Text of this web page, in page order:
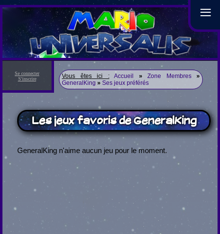
≡
Se connecter
S'inscrire
Vous êtes ici : Accueil » Zone Membres
»
GeneralKing » Ses jeux préférés
Les jeux favoris de GeneralKing
GeneralKing n'aime aucun jeu pour le moment.